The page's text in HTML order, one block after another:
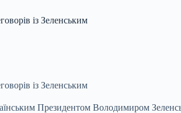
із Зеленським
із Зеленським
Президентом Володимиром